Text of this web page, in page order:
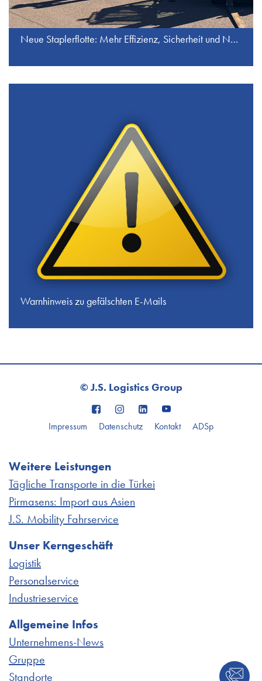
Neue Staplerflotte: Mehr Effizienz, Sicherheit und Nachhaltigkeit bei J.S. Industrieservice GmbH
Warnhinweis zu gefälschten E-Mails
© J.S. Logistics Group
Impressum Datenschutz Kontakt ADSp
Weitere Leistungen
Tägliche Transporte in die Türkei
Pirmasens: Import aus Asien
J.S. Mobility Fahrservice
Unser Kerngeschäft
Logistik
Personalservice
Industrieservice
Allgemeine Infos
Unternehmens-News
Gruppe
Standorte